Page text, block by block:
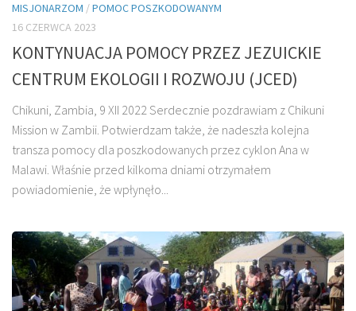
MISJONARZOM /POMOC POSZKODOWANYM
16 CZERWCA 2023
KONTYNUACJA POMOCY PRZEZ JEZUICKIE
CENTRUM EKOLOGII I ROZWOJU (JCED)
Chikuni, Zambia, 9 XII 2022 Serdecznie pozdrawiam z Chikuni
Mission w Zambii. Potwierdzam także, że nadeszła kolejna
transza pomocy dla poszkodowanych przez cyklon Ana w
Malawi. Właśnie przed kilkoma dniami otrzymałem
powiadomienie, że wpłynęło...